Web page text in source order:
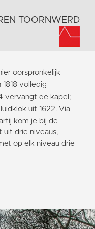
TOORNWERD
oorspronkelijk
volledig
vervangt de kapel ;
luidklok uit 1622. Via
kom je bij de
uit drie niveaus,
op elk niveau drie